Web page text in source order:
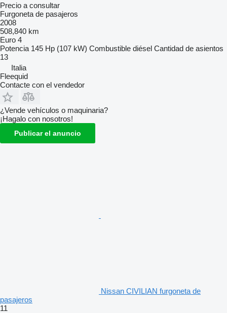
Precio a consultar
Furgoneta de pasajeros
2008
508,840 km
Euro 4
Potencia 145 Hp (107 kW) Combustible diésel Cantidad de asientos
13
Italia
Fleequid
Contacte con el vendedor
¿Vende vehículos o maquinaria?
¡Hagalo con nosotros!
Publicar el anuncio
Nissan CIVILIAN furgoneta de
pasajeros
11